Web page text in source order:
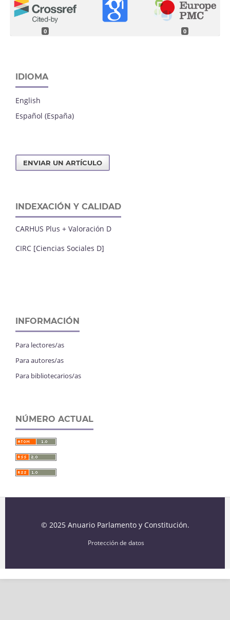
0 0
IDIOMA
English
Español (España)
ENVIAR UN ARTÍCULO
INDEXACIÓN Y CALIDAD
CARHUS Plus + Valoración D
CIRC [Ciencias Sociales D]
INFORMACIÓN
Para lectores/as
Para autores/as
Para bibliotecarios/as
NÚMERO ACTUAL
© 2025 Anuario Parlamento y Constitución.
Protección de datos